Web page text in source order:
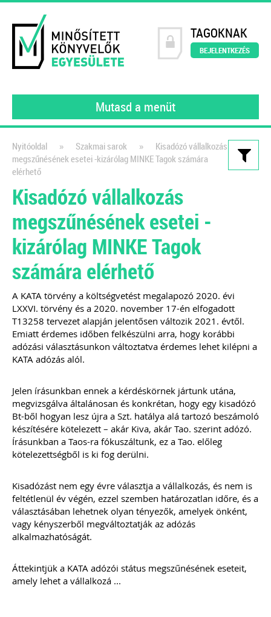
TAGOKNAK
BEJELENTKEZÉS
Mutasd a menüt
Kiadványaink
Könyvelői szerződésminta
A szerződés, amely tökéletesen
védi a könyvelők érdekeit!
2021
Dr. Vámosi-Nagy Szabolcs
ajánlásával került kidolgozásra ez az
életszerű, mindenre kiterjedő és
könnyen értelmezhető
szerződésminta, mely megalapozza a
bizalmat a könyvelő és ügyfele között.
Kiadványunk kizárólag online
A letöltések menüpont alatt!
Ár: 9.900 Ft
Tagoknak: ingyenes!
MEGRENDELEM
Még több szakmai kiadvány »
Szakmai sarok
Nyitóoldal » Szakmai sarok »
Kisadózó vállalkozás
megszűnésének esetei -kizárólag MINKE Tagok számára
elérhető
Kisadózó vállalkozás
megszűnésének esetei -
kizárólag MINKE Tagok
számára elérhető
A KATA törvény a költségvetést megalapozó 2020. évi
LXXVI. törvény és a 2020. november 17-én elfogadott
T13258 tervezet alapján jelentősen változik 2021. évtől.
Emiatt érdemes időben felkészülni arra, hogy korábbi
adózási választásunkon változtatva érdemes lehet kilépni a
KATA adózás alól.
Jelen írásunkban ennek a kérdéskörnek jártunk utána,
megvizsgálva általánosan és konkrétan, hogy egy kisadózó
Bt-ből hogyan lesz újra a Szt. hatálya alá tartozó beszámoló
készítésére kötelezett – akár Kiva, akár Tao. szerint adózó.
Írásunkban a Taos-ra fókuszáltunk, ez a Tao. előleg
kötelezettségből is ki fog derülni.
Kisadózást nem egy évre választja a vállalkozás, és nem is
feltétlenül év végén, ezzel szemben határozatlan időre, és a
választásában lehetnek olyan tényezők, amelyek önként,
vagy kényszerből megváltoztatják az adózás
alkalmazhatóságát.
Áttekintjük a KATA adózói státus megszűnésének eseteit,
amely lehet a vállalkozá ...